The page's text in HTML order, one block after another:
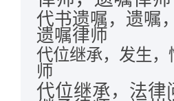
代书遗嘱，遗嘱
遗嘱律师
代位继承，发生，
师
代位继承，法律